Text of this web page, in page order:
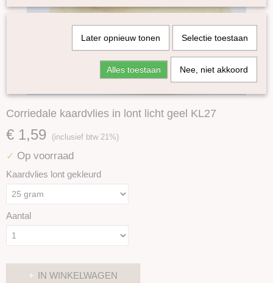
Corriedale kaardvlies in lont licht geel KL27
€ 1,59 (inclusief btw 21%)
✓ Op voorraad
Kaardvlies lont gekleurd
Aantal
IN WINKELWAGEN
Later opnieuw tonen Selectie toestaan
Alles toestaan Nee, niet akkoord